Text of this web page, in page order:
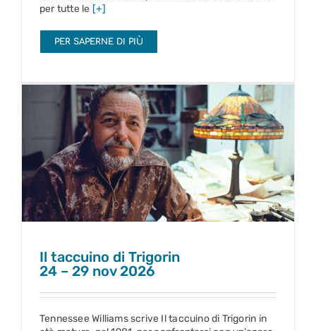
per tutte le [+]
PER SAPERNE DI PIÙ
Il taccuino di Trigorin
24 – 29 nov 2026
Il taccuino di Trigorin
24 – 29 nov 2026
Tennessee Williams scrive Il taccuino di Trigorin in